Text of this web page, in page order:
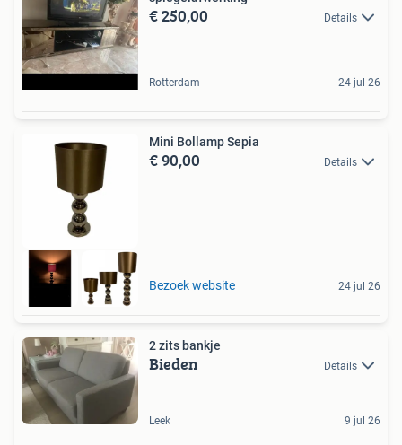
€ 250,00 Details
Rotterdam 24 jul 26
Mini Bollamp Sepia
€ 90,00 Details
Bezoek website 24 jul 26
2 zits bankje
Bieden Details
Leek 9 jul 26